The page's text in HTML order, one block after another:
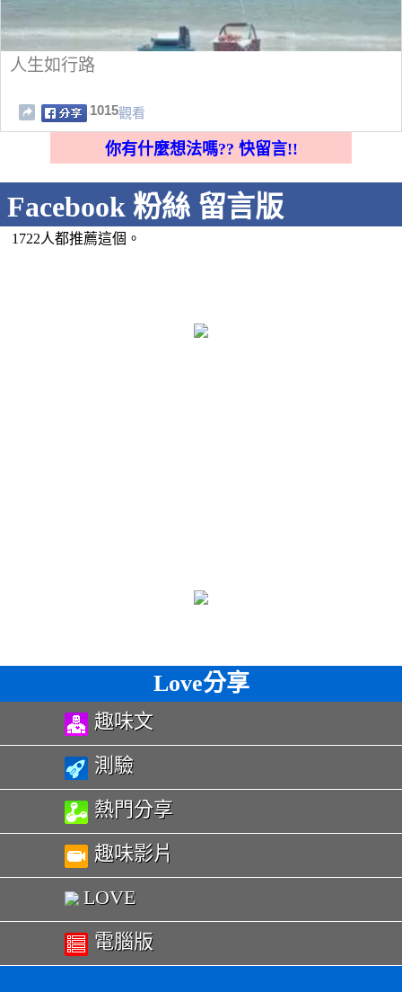
人生如行路
1015觀看
你有什麼想法嗎?? 快留言!!
Facebook 粉絲 留言版
1722人都推薦這個。
Love分享
趣味文
測驗
熱門分享
趣味影片
LOVE
電腦版